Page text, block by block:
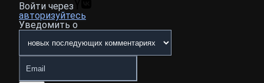
Войти через
авторизуйтесь
Уведомить о